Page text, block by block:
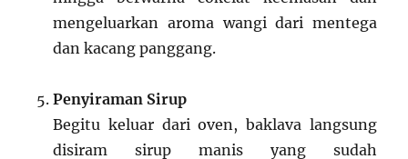
mengeluarkan aroma wangi dari mentega
dan kacang panggang.
Penyiraman Sirup
Begitu keluar dari oven, baklava langsung
disiram sirup manis yang sudah